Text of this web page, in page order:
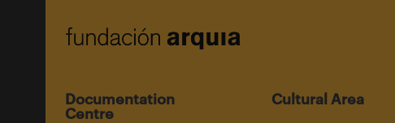
Documentation
Centre
Cultural Area